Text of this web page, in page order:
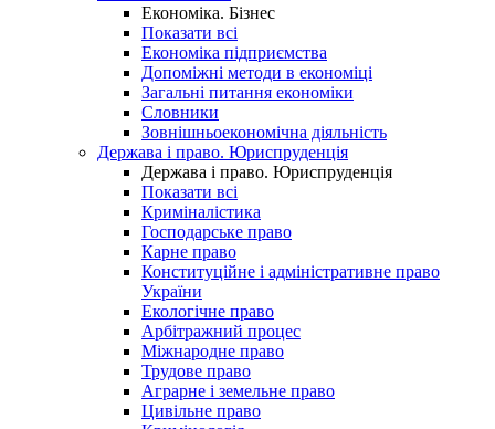
Економіка. Бізнес
Показати всі
Економіка підприємства
Допоміжні методи в економіці
Загальні питання економіки
Словники
Зовнішньоекономічна діяльність
Держава і право. Юриспруденція
Держава і право. Юриспруденція
Показати всі
Криміналістика
Господарське право
Карне право
Конституційне і адміністративне право
України
Екологічне право
Арбітражний процес
Міжнародне право
Трудове право
Аграрне і земельне право
Цивільне право